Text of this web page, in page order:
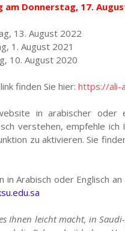
am Donnerstag, 17.
13. August 2022
1. August 2021
10. August 2020
finden Sie hier: https://ali-
in arabischer oder
verstehen, empfehle
zu aktivieren. Sie
in Arabisch oder Englisch
Ihnen leicht macht, in